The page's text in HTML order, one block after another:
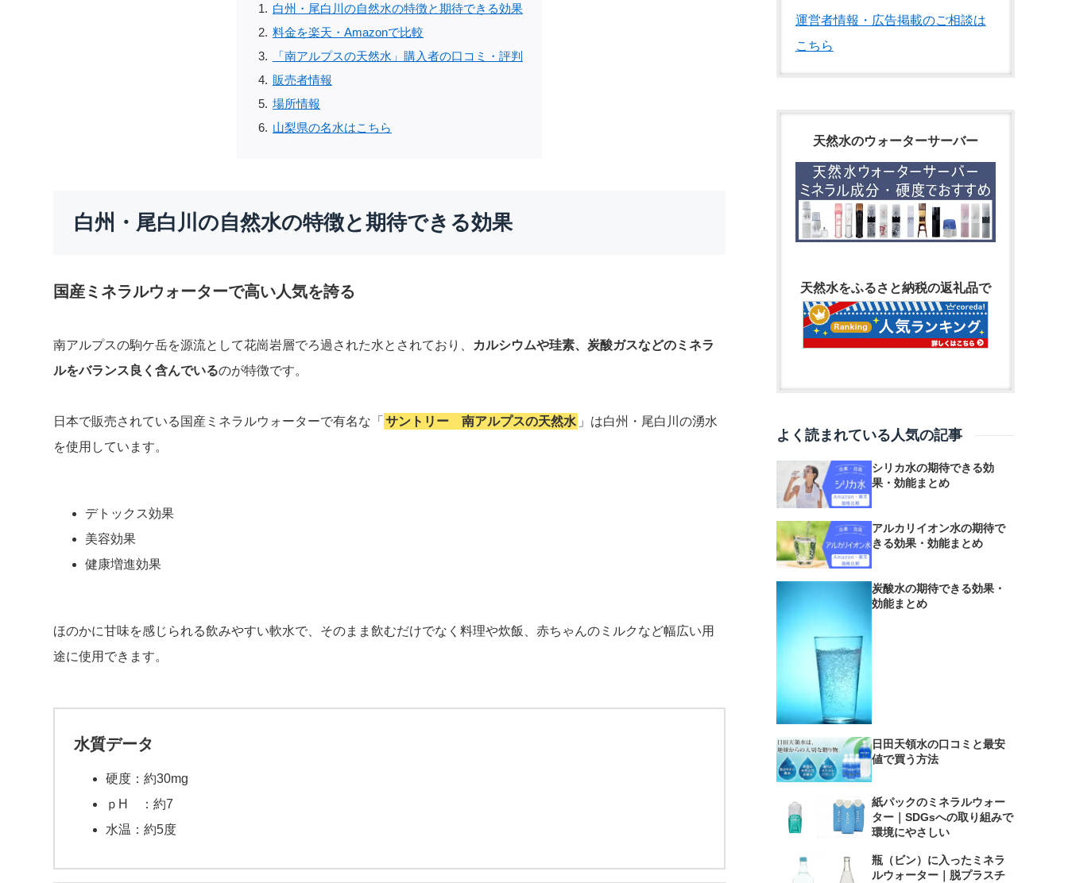
白州・尾白川の自然水の特徴と期待できる効果
料金を楽天・Amazonで比較
「南アルプスの天然水」購入者の口コミ・評判
販売者情報
場所情報
山梨県の名水はこちら
白州・尾白川の自然水の特徴と期待できる効果
国産ミネラルウォーターで高い人気を誇る
南アルプスの駒ケ岳を源流として花崗岩層でろ過された水とされており、
カルシウムや珪素、炭酸ガスなどのミネラ
ルをバランス良く含んでいるのが特徴です。
日本で販売されている国産ミネラルウォーターで有名な「 サントリー 南アルプスの天然水 」は白州・尾白川の湧水
を使用しています。
デトックス効果
美容効果
健康増進効果
ほのかに甘味を感じられる飲みやすい軟水で、そのまま飲むだけでなく料理や炊飯、赤ちゃんのミルクなど幅広い用
途に使用できます。
水質データ
硬度：約30mg
ｐH ：約7
水温：約5度
運営者情報・広告掲載のご相談は
こちら
天然水のウォーターサーバー
天然水をふるさと納税の返礼品で
よく読まれている人気の記事
シリカ水の期待できる効
果・効能まとめ
アルカリイオン水の期待で
きる効果・効能まとめ
炭酸水の期待できる効果・
効能まとめ
日田天領水の口コミと最安
値で買う方法
紙パックのミネラルウォー
ター｜SDGsへの取り組みで
環境にやさしい
瓶（ビン）に入ったミネラ
ルウォーター｜脱プラスチ